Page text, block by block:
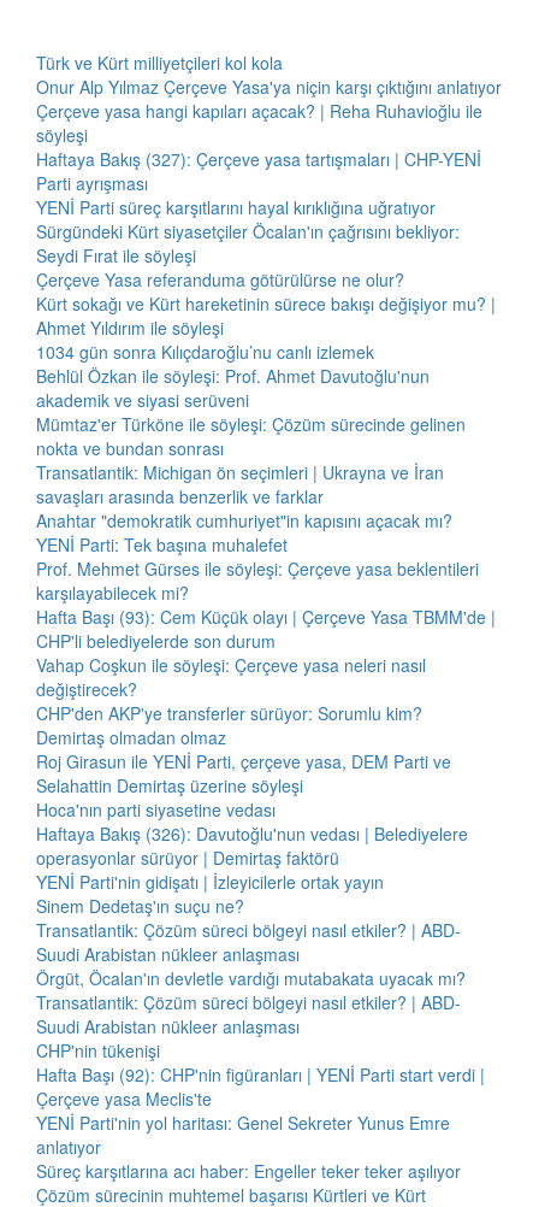
Türk ve Kürt milliyetçileri kol kola
Onur Alp Yılmaz Çerçeve Yasa'ya niçin karşı çıktığını anlatıyor
Çerçeve yasa hangi kapıları açacak? | Reha Ruhavioğlu ile
söyleşi
Haftaya Bakış (327): Çerçeve yasa tartışmaları | CHP-YENİ
Parti ayrışması
YENİ Parti süreç karşıtlarını hayal kırıklığına uğratıyor
Sürgündeki Kürt siyasetçiler Öcalan'ın çağrısını bekliyor:
Seydi Fırat ile söyleşi
Çerçeve Yasa referanduma götürülürse ne olur?
Kürt sokağı ve Kürt hareketinin sürece bakışı değişiyor mu? |
Ahmet Yıldırım ile söyleşi
1034 gün sonra Kılıçdaroğlu’nu canlı izlemek
Behlül Özkan ile söyleşi: Prof. Ahmet Davutoğlu'nun
akademik ve siyasi serüveni
Mümtaz'er Türköne ile söyleşi: Çözüm sürecinde gelinen
nokta ve bundan sonrası
Transatlantik: Michigan ön seçimleri | Ukrayna ve İran
savaşları arasında benzerlik ve farklar
Anahtar "demokratik cumhuriyet"in kapısını açacak mı?
YENİ Parti: Tek başına muhalefet
Prof. Mehmet Gürses ile söyleşi: Çerçeve yasa beklentileri
karşılayabilecek mi?
Hafta Başı (93): Cem Küçük olayı | Çerçeve Yasa TBMM'de |
CHP'li belediyelerde son durum
Vahap Coşkun ile söyleşi: Çerçeve yasa neleri nasıl
değiştirecek?
CHP'den AKP'ye transferler sürüyor: Sorumlu kim?
Demirtaş olmadan olmaz
Roj Girasun ile YENİ Parti, çerçeve yasa, DEM Parti ve
Selahattin Demirtaş üzerine söyleşi
Hoca'nın parti siyasetine vedası
Haftaya Bakış (326): Davutoğlu'nun vedası | Belediyelere
operasyonlar sürüyor | Demirtaş faktörü
YENİ Parti'nin gidişatı | İzleyicilerle ortak yayın
Sinem Dedetaş'ın suçu ne?
Transatlantik: Çözüm süreci bölgeyi nasıl etkiler? | ABD-
Suudi Arabistan nükleer anlaşması
Örgüt, Öcalan'ın devletle vardığı mutabakata uyacak mı?
Transatlantik: Çözüm süreci bölgeyi nasıl etkiler? | ABD-
Suudi Arabistan nükleer anlaşması
CHP'nin tükenişi
Hafta Başı (92): CHP'nin figüranları | YENİ Parti start verdi |
Çerçeve yasa Meclis'te
YENİ Parti'nin yol haritası: Genel Sekreter Yunus Emre
anlatıyor
Süreç karşıtlarına acı haber: Engeller teker teker aşılıyor
Çözüm sürecinin muhtemel başarısı Kürtleri ve Kürt